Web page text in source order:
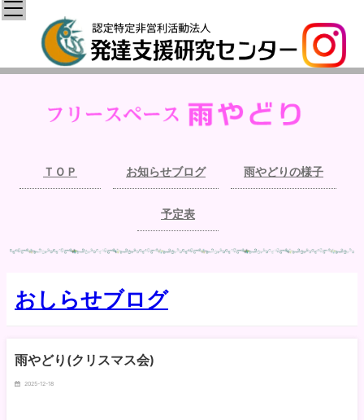
ＴＯＰ お知らせブログ 雨やどりの様子
予定表
おしらせブログ
雨やどり(クリスマス会)
2025-12-18